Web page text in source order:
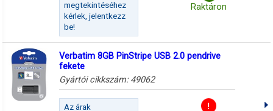
megtekintéséhez
kérlek, jelentkezz
be!
Raktáron
Verbatim 8GB PinStripe USB 2.0 pendrive
fekete
Gyártói cikkszám: 49062
Az árak